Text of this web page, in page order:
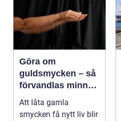
Göra om
guldsmycken – så
förvandlas minnen
till nya favoriter
Att låta gamla
smycken få nytt liv blir